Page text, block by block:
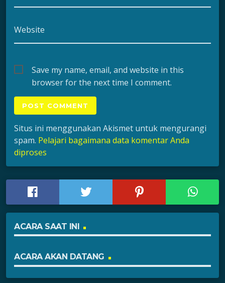
Website
Save my name, email, and website in this
browser for the next time I comment.
Situs ini menggunakan Akismet untuk mengurangi
spam. Pelajari bagaimana data komentar Anda
diproses
ACARA SAAT INI
ACARA AKAN DATANG